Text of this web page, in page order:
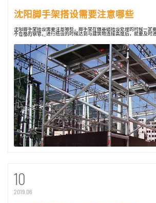
沈阳脚手架搭设需要注意哪些
沈阳脚手架搭设需要注意哪些，脚手架在做基础搭设处理的时候一定
不合格的钢管。进行搭设的时候达到与建筑物连接高度后，就要及时
10
2019.06